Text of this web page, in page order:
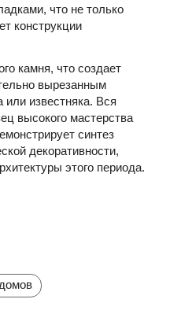
что не только
конструкции
камня, что создает
вырезанным
или известняка. Вся
высокого мастерства
синтез
декоративности,
этого периода.